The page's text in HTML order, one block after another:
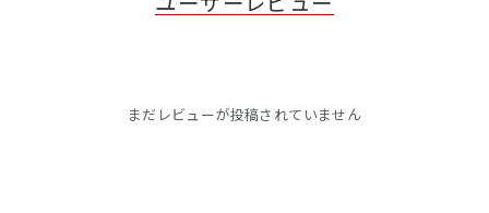
まだレビューが投稿されていません